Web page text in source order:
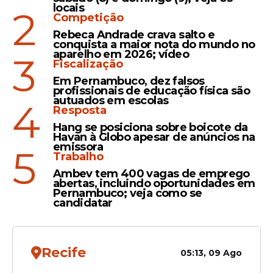
comanda lançamento de
210 novos soldados da
PMPE às ruas
Formatura
Raquel Lyra entrega 2.157
novos policiais militares e
soma quase 7 mil
profissionais de segurança
Veja Também
locais
2
Competição
Rebeca Andrade crava salto e
conquista a maior nota do mundo no
aparelho em 2026; vídeo
3
Fiscalização
Em Pernambuco, dez falsos
profissionais de educação física são
autuados em escolas
4
Resposta
Hang se posiciona sobre boicote da
Havan à Globo apesar de anúncios na
emissora
5
Trabalho
Ambev tem 400 vagas de emprego
abertas, incluindo oportunidades em
Pernambuco; veja como se
candidatar
Recife 05:13, 09 Ago